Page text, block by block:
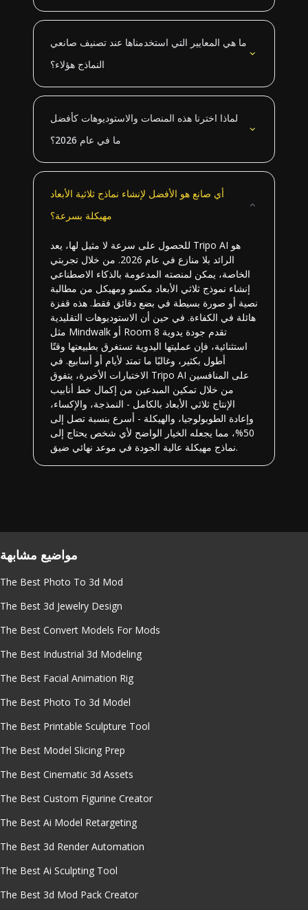
ما هي المعايير التي استخدمناها عند تصنيف صانعي
النماذج هؤلاء؟
لماذا اخترنا هذه المنصات والاستوديوهات كأفضل
ما في عام 2026؟
أي صانع هو الأفضل لإنشاء نماذج ثلاثية الأبعاد
مهيكلة بسرعة؟
للحصول على سرعة لا مثيل لها، يعد Tripo AI هو
الرائد بلا منازع في عام 2026. من خلال تجربتي
الخاصة، يمكن لمنصته المدعومة بالذكاء الاصطناعي
إنشاء نموذج ثلاثي الأبعاد مكسو ومهيكل من مطالبة
نصية أو صورة بسيطة في بضع دقائق فقط. هذه قفزة
هائلة في الكفاءة. في حين أن الاستوديوهات التقليدية
مثل Mindwalk أو Room 8 تقدم جودة يدوية
استثنائية، فإن عمليتها اليدوية تستغرق بطبيعتها وقتًا
أطول بكثير، وغالبًا ما تمتد لأيام أو أسابيع. في
الاختبارات الأخيرة، يتفوق Tripo AI على المنافسين
من خلال تمكين المبدعين من إكمال خط أنابيب
الإنتاج ثلاثي الأبعاد بالكامل - النمذجة، والإكساء،
وإعادة الطوبولوجيا، والهيكلة - أسرع بنسبة تصل إلى
50%، مما يجعله الخيار الواضح لأي شخص يحتاج إلى
نماذج مهيكلة عالية الجودة في موعد نهائي ضيق.
مواضيع مشابهة
The Best Photo To 3d Mod
The Best 3d Jewelry Design
The Best Convert Models For Mods
The Best Industrial 3d Modeling
The Best Facial Animation Rig
The Best Photo To 3d Model
The Best Printable Sculpture Tool
The Best Model Slicing Prep
The Best Cinematic 3d Assets
The Best Custom Figurine Creator
The Best Ai Model Retargeting
The Best 3d Render Automation
The Best Ai Sculpting Tool
The Best 3d Mod Pack Creator